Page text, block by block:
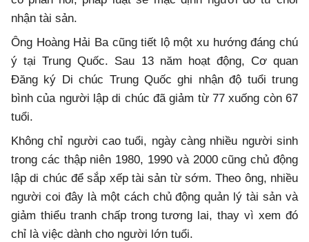
nhận tài sản.
Ông Hoàng Hải Ba cũng tiết lộ một xu hướng đáng chú
ý tại Trung Quốc. Sau 13 năm hoạt động, Cơ quan
Đăng ký Di chúc Trung Quốc ghi nhận độ tuổi trung
bình của người lập di chúc đã giảm từ 77 xuống còn 67
tuổi.
Không chỉ người cao tuổi, ngày càng nhiều người sinh
trong các thập niên 1980, 1990 và 2000 cũng chủ động
lập di chúc để sắp xếp tài sản từ sớm. Theo ông, nhiều
người coi đây là một cách chủ động quản lý tài sản và
giảm thiểu tranh chấp trong tương lai, thay vì xem đó
chỉ là việc dành cho người lớn tuổi.